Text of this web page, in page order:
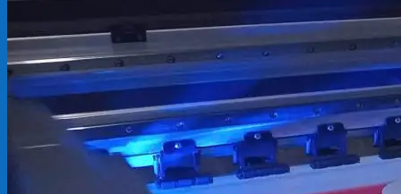
In Tem Nhãn
In Decal
Tin tức
Tin Tức In Kỹ Thuật Số
Tin Tức In UV
Tin tức công ty
Tuyển dụng
Câu hỏi thường gặp